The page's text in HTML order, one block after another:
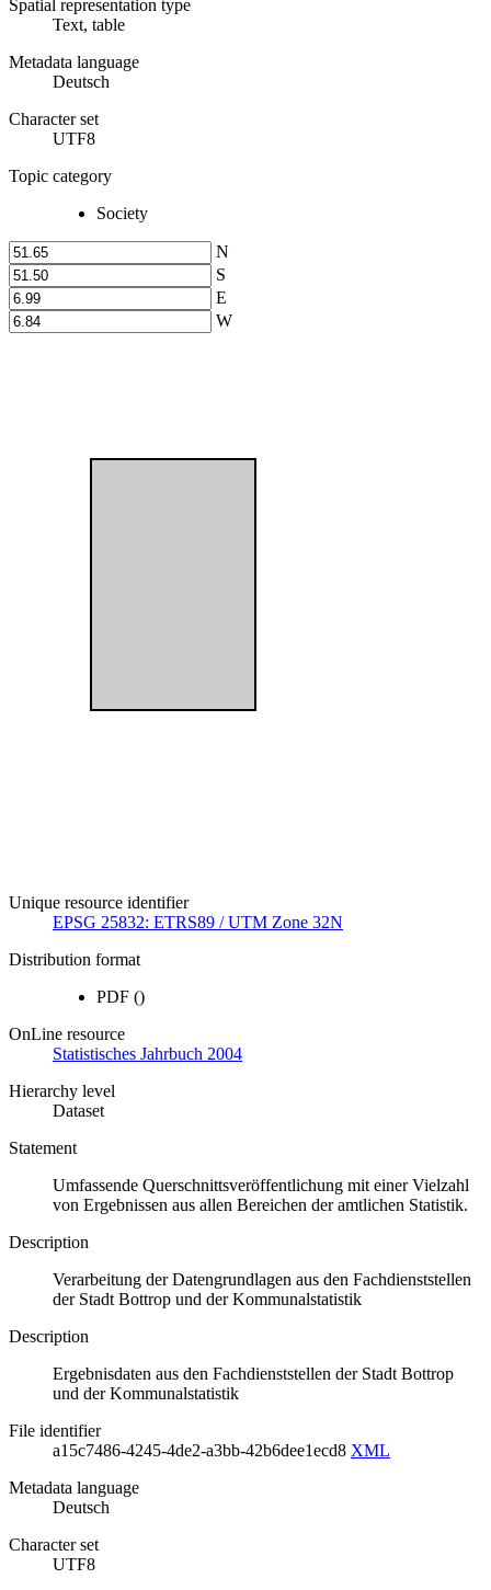
Spatial representation type
Text, table
Metadata language
Deutsch
Character set
UTF8
Topic category
Society
N
S
E
W
Unique resource identifier
EPSG 25832: ETRS89 / UTM Zone 32N
Distribution format
PDF ()
OnLine resource
Statistisches Jahrbuch 2004
Hierarchy level
Dataset
Statement
Umfassende Querschnittsveröffentlichung mit einer Vielzahl
von Ergebnissen aus allen Bereichen der amtlichen Statistik.
Description
Verarbeitung der Datengrundlagen aus den Fachdienststellen
der Stadt Bottrop und der Kommunalstatistik
Description
Ergebnisdaten aus den Fachdienststellen der Stadt Bottrop
und der Kommunalstatistik
File identifier
a15c7486-4245-4de2-a3bb-42b6dee1ecd8 XML
Metadata language
Deutsch
Character set
UTF8